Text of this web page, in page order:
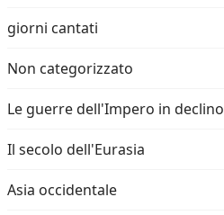
giorni cantati
Non categorizzato
Le guerre dell'Impero in declino
Il secolo dell'Eurasia
Asia occidentale